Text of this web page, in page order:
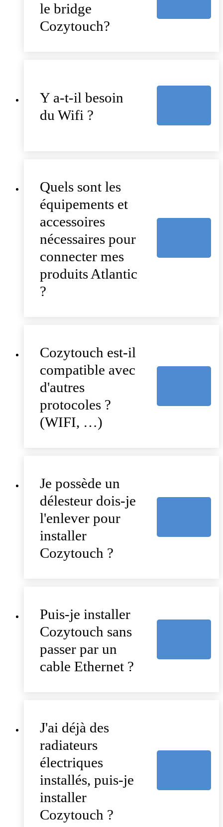
le bridge
Cozytouch?
Y a-t-il besoin
du Wifi ?
Quels sont les
équipements et
accessoires
nécessaires pour
connecter mes
produits Atlantic
?
Cozytouch est-il
compatible avec
d'autres
protocoles ?
(WIFI, …)
Je possède un
délesteur dois-je
l'enlever pour
installer
Cozytouch ?
Puis-je installer
Cozytouch sans
passer par un
cable Ethernet ?
J'ai déjà des
radiateurs
électriques
installés, puis-je
installer
Cozytouch ?